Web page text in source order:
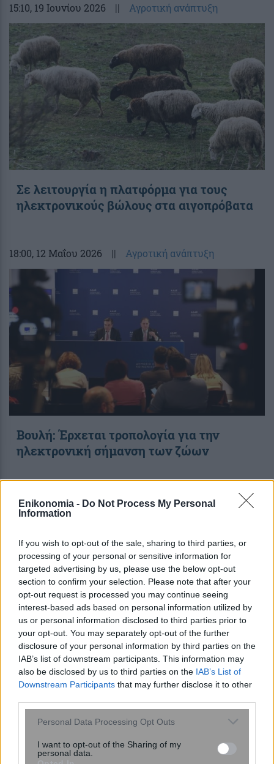
Enikonomia - Do Not Process My Personal
Information
If you wish to opt-out of the sale, sharing to third parties, or
processing of your personal or sensitive information for
targeted advertising by us, please use the below opt-out
section to confirm your selection. Please note that after your
opt-out request is processed you may continue seeing
interest-based ads based on personal information utilized by
us or personal information disclosed to third parties prior to
your opt-out. You may separately opt-out of the further
disclosure of your personal information by third parties on the
IAB’s list of downstream participants. This information may
also be disclosed by us to third parties on the IAB’s List of
Downstream Participants that may further disclose it to other
Please note that this website/app uses one or more Google
not limited to your visit or usage behaviour. You may click to
grant or deny consent to Google and its third-party tags to
Personal Data Processing Opt Outs
I want to opt-out of the Sharing of my
personal data.
15:10, 19 Ιουνίου 2026 || Αγροτική ανάπτυξη
Σε λειτουργία η πλατφόρμα για τους
ηλεκτρονικούς βώλους στα αιγοπρόβατα
18:00, 12 Μαΐου 2026 || Αγροτική ανάπτυξη
Βουλή: Έρχεται τροπολογία για την
ηλεκτρονική σήμανση των ζώων
19:50, 22 Μαρτίου 2026 ||
Λέσβος: Σε απόγνωση οι κτηνοτρόφοι
Κρίσιμη σύσκεψη αύριο στο υπουργείο,
κλειστοί οι Δήμοι του νησιού